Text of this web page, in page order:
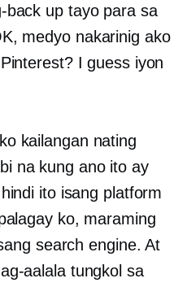
back up tayo para sa
medyo nakarinig ako
I guess iyon
kailangan nating
na kung ano ito ay
ito isang platform
ko, maraming
search engine. At
aalala tungkol sa